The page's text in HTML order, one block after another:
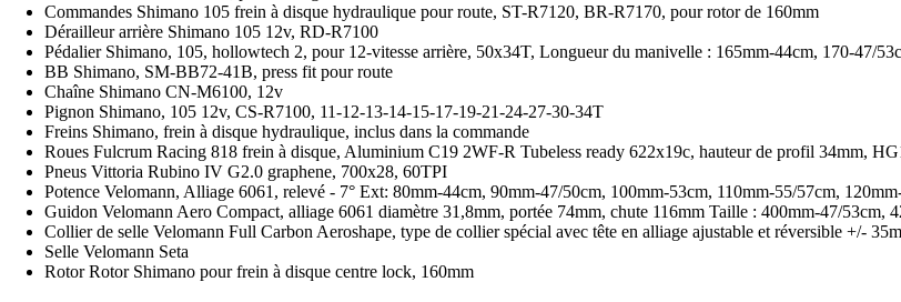
Commandes Shimano 105 frein à disque hydraulique pour route, ST-R7120, BR-R7170, pour rotor de 160mm
Dérailleur arrière Shimano 105 12v, RD-R7100
Pédalier Shimano, 105, hollowtech 2, pour 12-vitesse arrière, 50x34T, Longueur du manivelle : 165mm-44cm, 170-47/
BB Shimano, SM-BB72-41B, press fit pour route
Chaîne Shimano CN-M6100, 12v
Pignon Shimano, 105 12v, CS-R7100, 11-12-13-14-15-17-19-21-24-27-30-34T
Freins Shimano, frein à disque hydraulique, inclus dans la commande
Roues Fulcrum Racing 818 frein à disque, Aluminium C19 2WF-R Tubeless ready 622x19c, hauteur de profil 34mm,
Pneus Vittoria Rubino IV G2.0 graphene, 700x28, 60TPI
Potence Velomann, Alliage 6061, relevé - 7° Ext: 80mm-44cm, 90mm-47/50cm, 100mm-53cm, 110mm-55/57cm,
Guidon Velomann Aero Compact, alliage 6061 diamètre 31,8mm, portée 74mm, chute 116mm Taille : 400mm-47/53cm,
Collier de selle Velomann Full Carbon Aeroshape, type de collier spécial avec tête en alliage ajustable et réversible +/-
Selle Velomann Seta
Rotor Rotor Shimano pour frein à disque centre lock, 160mm